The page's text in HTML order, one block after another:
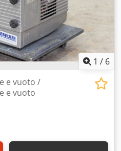
1 / 6
e vuoto /
e vuoto